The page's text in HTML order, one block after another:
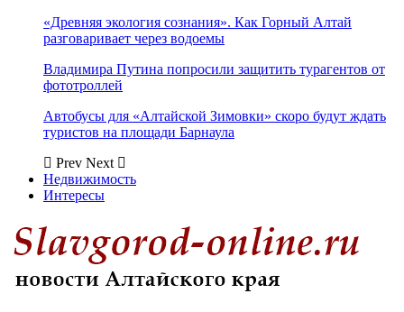
«Древняя экология сознания». Как Горный Алтай
разговаривает через водоемы
Владимира Путина попросили защитить турагентов от
фототроллей
Автобусы для «Алтайской Зимовки» скоро будут ждать
туристов на площади Барнаула
Prev Next
Недвижимость
Интересы